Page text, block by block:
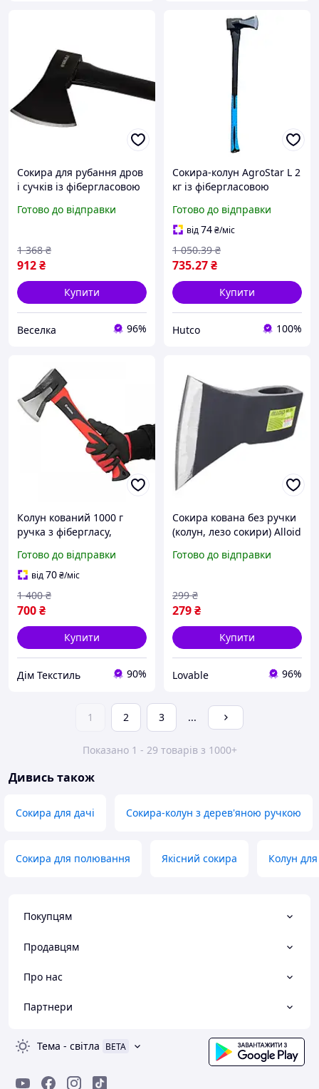
Сокира для рубання дров
і сучків із фібергласовою
компактний для
FLAME
Готово до відправки
912₴
1 368 ₴
Купити
Веселка 96%
Сокира-колун AgroStar L 2
кг із фібергласовою
Готово до відправки
від74₴/міс
735.27₴
1 050.39 ₴
Купити
Hutco 100%
Колун кований 1000 г
ручка з фібергласу,
дров кована ручна
сокира кілограма для дачі
вдома
Готово до відправки
від70₴/міс
700₴
1 400 ₴
Купити
Дім Текстиль 90%
Сокира кована без ручки
(колун, лезо сокири) Alloid
столярна
Готово до відправки
279₴
299 ₴
Купити
Lovable 96%
1 2 3 ...
Показано 1 - 29 товарів з 1000+
Дивись також
Сокира для дачі Сокира-колун з дерев'яною ручкою
Сокира для полювання Якісний сокира Колун
Покупцям
Продавцям
Про нас
Партнери
Тема - світла BETA